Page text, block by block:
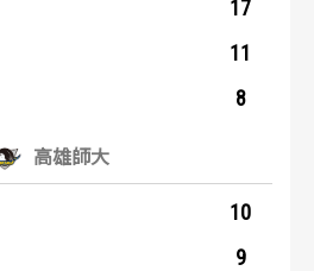
17
11
8
高雄師大
10
9